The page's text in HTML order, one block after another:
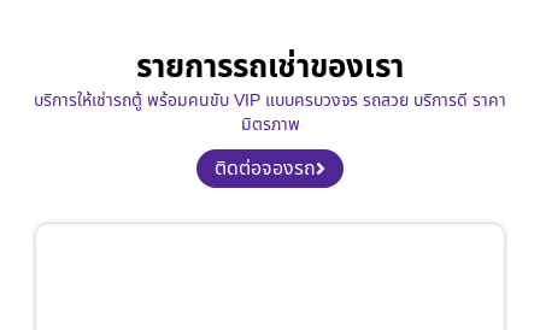
รายการรถเช่าของเรา
บริการให้เช่ารถตู้ พร้อมคนขับ VIP แบบครบวงจร รถสวย บริการดี ราคา
มิตรภาพ
ติดต่อจองรถ